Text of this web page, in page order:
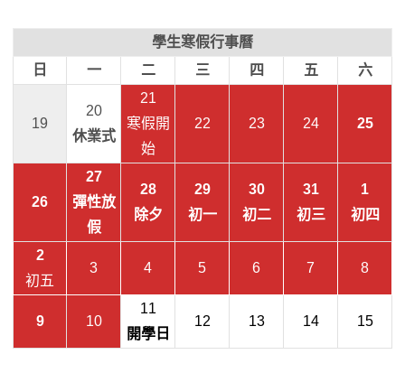
學生寒假行事曆
日
一 二 三 四 五 六
19
20
休業式
21
寒假開
始
22 23 24 25
26
27
彈性放
假
28
除夕
29
初一
30
初二
31
初三
1
初四
2
初五
3 4 5 6 7 8
9 10
11
開學日
12 13 14 15